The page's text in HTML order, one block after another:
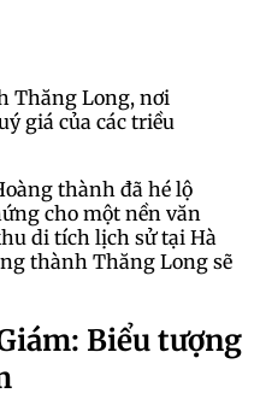
Thăng Long, nơi
giá của các triều
thành đã hé lộ
cho một nền văn
di tích lịch sử tại Hà
thành Thăng Long sẽ
Biểu tượng